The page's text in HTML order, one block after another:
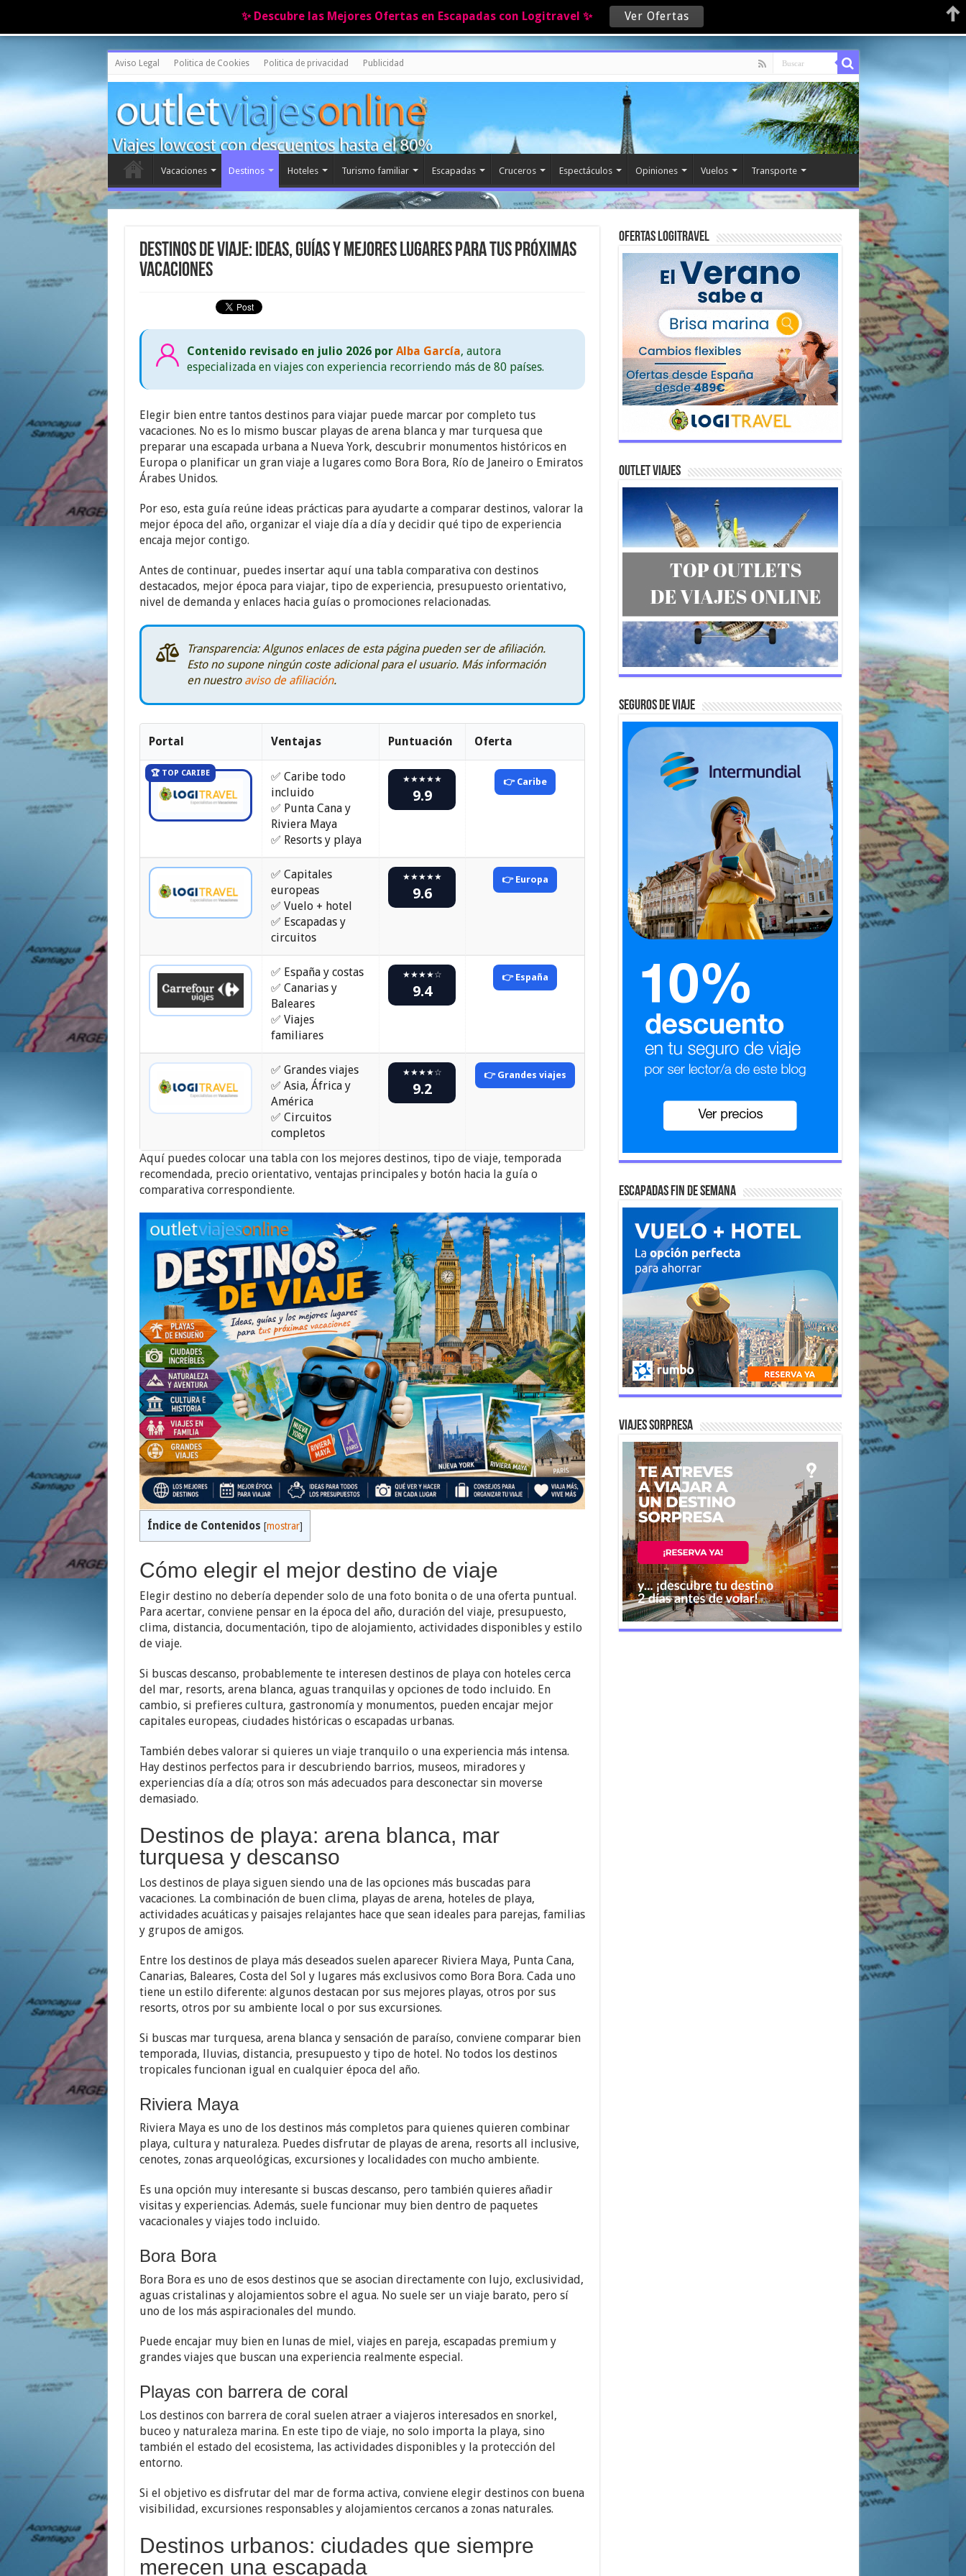
Aviso Legal Politica de Cookies Politica de privacidad Publicidad
Vacaciones Destinos Hoteles Turismo familiar Escapadas Cruceros Espectáculos Opiniones Vuelos Transporte
Destinos de viaje: ideas, guías y mejores lugares para tus próximas
vacaciones
Contenido revisado en julio 2026 por Alba García, autora
especializada en viajes con experiencia recorriendo más de 80 países.
Elegir bien entre tantos destinos para viajar puede marcar por completo tus
vacaciones. No es lo mismo buscar playas de arena blanca y mar turquesa que
preparar una escapada urbana a Nueva York, descubrir monumentos históricos en
Europa o planificar un gran viaje a lugares como Bora Bora, Río de Janeiro o Emiratos
Árabes Unidos.
Por eso, esta guía reúne ideas prácticas para ayudarte a comparar destinos, valorar la
mejor época del año, organizar el viaje día a día y decidir qué tipo de experiencia
encaja mejor contigo.
Antes de continuar, puedes insertar aquí una tabla comparativa con destinos
destacados, mejor época para viajar, tipo de experiencia, presupuesto orientativo,
nivel de demanda y enlaces hacia guías o promociones relacionadas.
Transparencia: Algunos enlaces de esta página pueden ser de afiliación.
Esto no supone ningún coste adicional para el usuario. Más información
en nuestro aviso de afiliación.
Portal Ventajas Puntuación Oferta
🏆 TOP CARIBE
✅ Caribe todo
incluido
✅ Punta Cana y
Riviera Maya
✅ Resorts y playa
★★★★★
9.9
👉 Caribe
✅ Capitales
europeas
✅ Vuelo + hotel
✅ Escapadas y
circuitos
★★★★★
9.6
👉 Europa
✅ España y costas
✅ Canarias y
Baleares
✅ Viajes
familiares
★★★★☆
9.4
👉 España
✅ Grandes viajes
✅ Asia, África y
América
✅ Circuitos
completos
★★★★☆
9.2
👉 Grandes viajes
Aquí puedes colocar una tabla con los mejores destinos, tipo de viaje, temporada
recomendada, precio orientativo, ventajas principales y botón hacia la guía o
comparativa correspondiente.
Índice de Contenidos [mostrar]
Cómo elegir el mejor destino de viaje
Elegir destino no debería depender solo de una foto bonita o de una oferta puntual.
Para acertar, conviene pensar en la época del año, duración del viaje, presupuesto,
clima, distancia, documentación, tipo de alojamiento, actividades disponibles y estilo
de viaje.
Si buscas descanso, probablemente te interesen destinos de playa con hoteles cerca
del mar, resorts, arena blanca, aguas tranquilas y opciones de todo incluido. En
cambio, si prefieres cultura, gastronomía y monumentos, pueden encajar mejor
capitales europeas, ciudades históricas o escapadas urbanas.
También debes valorar si quieres un viaje tranquilo o una experiencia más intensa.
Hay destinos perfectos para ir descubriendo barrios, museos, miradores y
experiencias día a día; otros son más adecuados para desconectar sin moverse
demasiado.
Destinos de playa: arena blanca, mar
turquesa y descanso
Los destinos de playa siguen siendo una de las opciones más buscadas para
vacaciones. La combinación de buen clima, playas de arena, hoteles de playa,
actividades acuáticas y paisajes relajantes hace que sean ideales para parejas, familias
y grupos de amigos.
Entre los destinos de playa más deseados suelen aparecer Riviera Maya, Punta Cana,
Canarias, Baleares, Costa del Sol y lugares más exclusivos como Bora Bora. Cada uno
tiene un estilo diferente: algunos destacan por sus mejores playas, otros por sus
resorts, otros por su ambiente local o por sus excursiones.
Si buscas mar turquesa, arena blanca y sensación de paraíso, conviene comparar bien
temporada, lluvias, distancia, presupuesto y tipo de hotel. No todos los destinos
tropicales funcionan igual en cualquier época del año.
Riviera Maya
Riviera Maya es uno de los destinos más completos para quienes quieren combinar
playa, cultura y naturaleza. Puedes disfrutar de playas de arena, resorts all inclusive,
cenotes, zonas arqueológicas, excursiones y localidades con mucho ambiente.
Es una opción muy interesante si buscas descanso, pero también quieres añadir
visitas y experiencias. Además, suele funcionar muy bien dentro de paquetes
vacacionales y viajes todo incluido.
Bora Bora
Bora Bora es uno de esos destinos que se asocian directamente con lujo, exclusividad,
aguas cristalinas y alojamientos sobre el agua. No suele ser un viaje barato, pero sí
uno de los más aspiracionales del mundo.
Puede encajar muy bien en lunas de miel, viajes en pareja, escapadas premium y
grandes viajes que buscan una experiencia realmente especial.
Playas con barrera de coral
Los destinos con barrera de coral suelen atraer a viajeros interesados en snorkel,
buceo y naturaleza marina. En este tipo de viaje, no solo importa la playa, sino
también el estado del ecosistema, las actividades disponibles y la protección del
entorno.
Si el objetivo es disfrutar del mar de forma activa, conviene elegir destinos con buena
visibilidad, excursiones responsables y alojamientos cercanos a zonas naturales.
Destinos urbanos: ciudades que siempre
merecen una escapada
Ofertas Logitravel
Outlet Viajes
SEGUROS DE VIAJE
Escapadas fin de semana
Viajes Sorpresa
✨ Descubre las Mejores Ofertas en Escapadas con Logitravel ✨ Ver Ofertas